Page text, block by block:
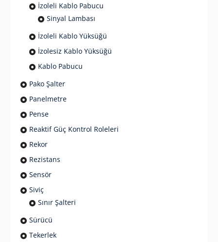
İzoleli Kablo Pabucu
Sinyal Lambası
İzoleli Kablo Yüksüğü
İzolesiz Kablo Yüksüğü
Kablo Pabucu
Pako Şalter
Panelmetre
Pense
Reaktif Güç Kontrol Roleleri
Rekor
Rezistans
Sensör
Siviç
Sınır Şalteri
Sürücü
Tekerlek